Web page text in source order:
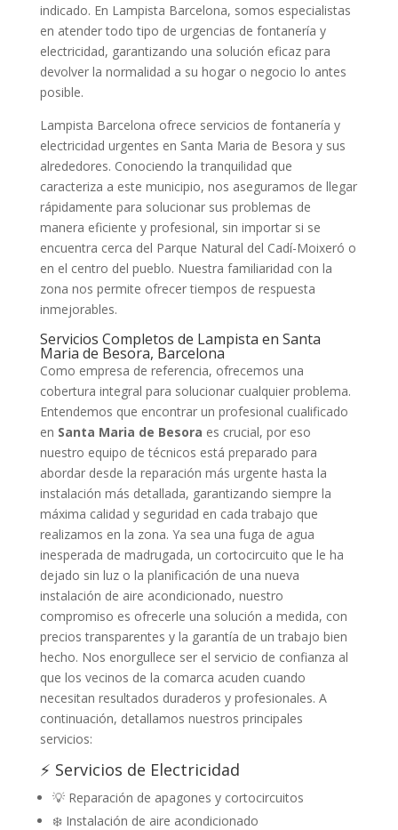
indicado. En Lampista Barcelona, somos especialistas
en atender todo tipo de urgencias de fontanería y
electricidad, garantizando una solución eficaz para
devolver la normalidad a su hogar o negocio lo antes
posible.
Lampista Barcelona ofrece servicios de fontanería y
electricidad urgentes en Santa Maria de Besora y sus
alrededores. Conociendo la tranquilidad que
caracteriza a este municipio, nos aseguramos de llegar
rápidamente para solucionar sus problemas de
manera eficiente y profesional, sin importar si se
encuentra cerca del Parque Natural del Cadí-Moixeró o
en el centro del pueblo. Nuestra familiaridad con la
zona nos permite ofrecer tiempos de respuesta
inmejorables.
Servicios Completos de Lampista en Santa
Maria de Besora, Barcelona
Como empresa de referencia, ofrecemos una
cobertura integral para solucionar cualquier problema.
Entendemos que encontrar un profesional cualificado
en Santa Maria de Besora es crucial, por eso
nuestro equipo de técnicos está preparado para
abordar desde la reparación más urgente hasta la
instalación más detallada, garantizando siempre la
máxima calidad y seguridad en cada trabajo que
realizamos en la zona. Ya sea una fuga de agua
inesperada de madrugada, un cortocircuito que le ha
dejado sin luz o la planificación de una nueva
instalación de aire acondicionado, nuestro
compromiso es ofrecerle una solución a medida, con
precios transparentes y la garantía de un trabajo bien
hecho. Nos enorgullece ser el servicio de confianza al
que los vecinos de la comarca acuden cuando
necesitan resultados duraderos y profesionales. A
continuación, detallamos nuestros principales
servicios:
⚡ Servicios de Electricidad
💡 Reparación de apagones y cortocircuitos
❄️ Instalación de aire acondicionado